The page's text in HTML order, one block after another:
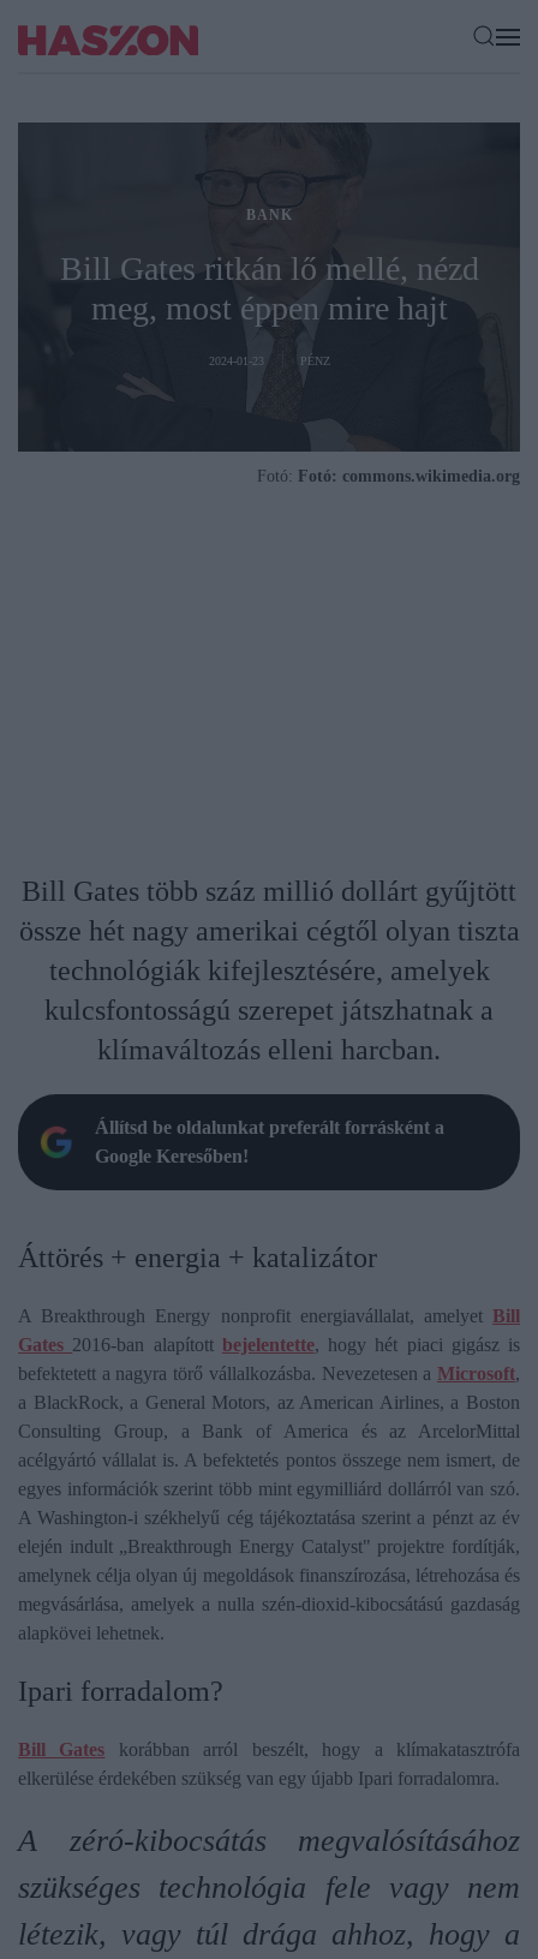
BANK
Bill Gates ritkán lő mellé, nézd
meg, most éppen mire hajt
2024-01-23 PÉNZ
Fotó: Fotó: commons.wikimedia.org
Bill Gates több száz millió dollárt gyűjtött
össze hét nagy amerikai cégtől olyan tiszta
technológiák kifejlesztésére, amelyek
kulcsfontosságú szerepet játszhatnak a
klímaváltozás elleni harcban.
Állítsd be oldalunkat preferált forrásként a
Google Keresőben!
Áttörés + energia + katalizátor
A Breakthrough Energy nonprofit energiavállalat, amelyet Bill
Gates 2016-ban alapított bejelentette, hogy hét piaci gigász is
befektetett a nagyra törő vállalkozásba. Nevezetesen a Microsoft,
a BlackRock, a General Motors, az American Airlines, a Boston
Consulting Group, a Bank of America és az ArcelorMittal
acélgyártó vállalat is. A befektetés pontos összege nem ismert, de
egyes információk szerint több mint egymilliárd dollárról van szó.
A Washington-i székhelyű cég tájékoztatása szerint a pénzt az év
elején indult „Breakthrough Energy Catalyst" projektre fordítják,
amelynek célja olyan új megoldások finanszírozása, létrehozása és
megvásárlása, amelyek a nulla szén-dioxid-kibocsátású gazdaság
alapkövei lehetnek.
Ipari forradalom?
Bill Gates korábban arról beszélt, hogy a klímakatasztrófa
elkerülése érdekében szükség van egy újabb Ipari forradalomra.
A zéró-kibocsátás megvalósításához
szükséges technológia fele vagy nem
létezik, vagy túl drága ahhoz, hogy a